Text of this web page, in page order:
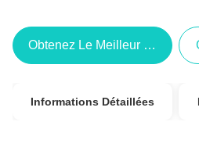
Obtenez Le Meilleur Prix
Informations Détaillées